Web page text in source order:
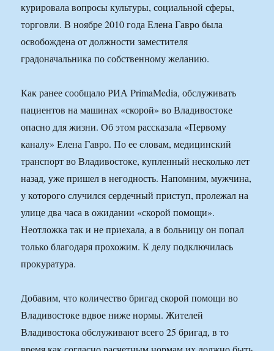
курировала вопросы культуры, социальной сферы,
торговли. В ноябре 2010 года Елена Гавро была
освобождена от должности заместителя
градоначальника по собственному желанию.
Как ранее сообщало РИА PrimaMedia, обслуживать
пациентов на машинах «скорой» во Владивостоке
опасно для жизни. Об этом рассказала «Первому
каналу» Елена Гавро. По ее словам, медицинский
транспорт во Владивостоке, купленный несколько лет
назад, уже пришел в негодность. Напомним, мужчина,
у которого случился сердечный приступ, пролежал на
улице два часа в ожидании «скорой помощи».
Неотложка так и не приехала, а в больницу он попал
только благодаря прохожим. К делу подключилась
прокуратура.
Добавим, что количество бригад скорой помощи во
Владивостоке вдвое ниже нормы. Жителей
Владивостока обслуживают всего 25 бригад, в то